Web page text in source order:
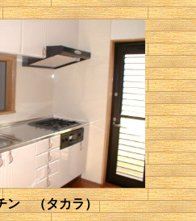
ン （タカラ）